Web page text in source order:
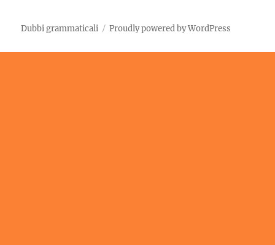
Dubbi grammaticali Proudly powered by WordPress